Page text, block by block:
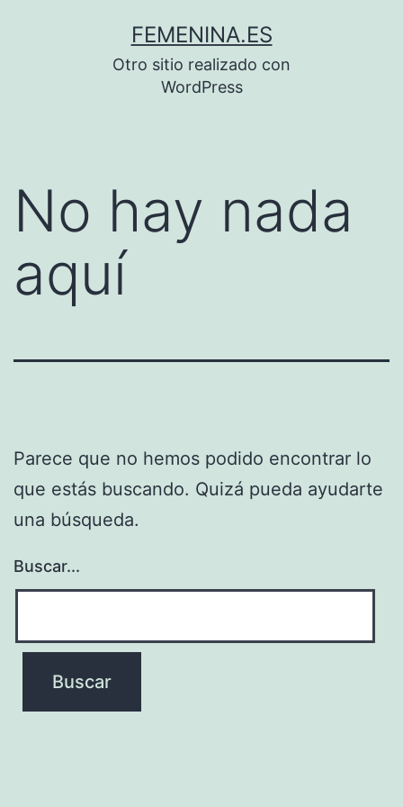
FEMENINA.ES
Otro sitio realizado con
WordPress
No hay nada
aquí
Parece que no hemos podido encontrar lo
que estás buscando. Quizá pueda ayudarte
una búsqueda.
Buscar...